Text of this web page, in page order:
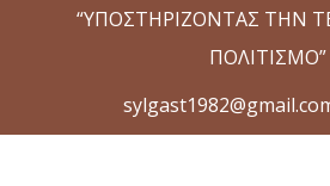
“ΥΠΟΣΤΗΡΙΖΟΝΤΑΣ ΤΗΝ
ΠΟΛΙΤΙΣΜΟ”